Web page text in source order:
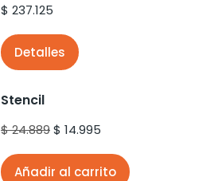
$ 237.125
Detalles
Stencil
$24.889$ 14.995
Añadir al carrito